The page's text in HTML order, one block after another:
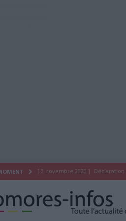
[ 3 novembre 2020 ] Déclaration
[ 26 octobre 2019 ] As Salam